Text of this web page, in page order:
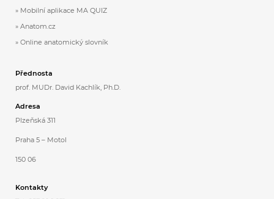
Mobilní aplikace MA QUIZ
Anatom.cz
Online anatomický slovník
Přednosta
prof. MUDr. David Kachlík, Ph.D.
Adresa
Plzeňská 311
Praha 5 – Motol
150 06
Kontakty